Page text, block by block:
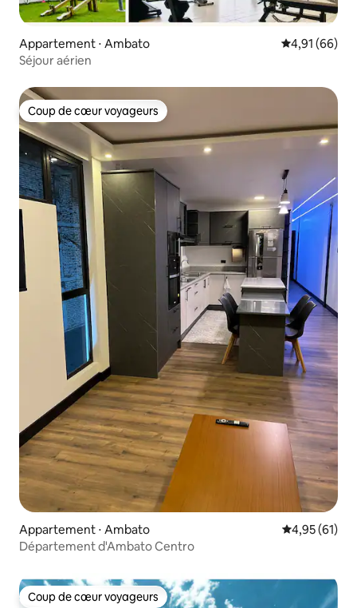
Appartement ⋅ Ambato Évaluation
4,91 (66)
Séjour aérien
Coup de cœur voyageurs
Coup de cœur voyageurs
Appartement ⋅ Ambato Évaluation
4,95 (61)
Département d'Ambato Centro
Coup de cœur voyageurs
Coup de cœur voyageurs